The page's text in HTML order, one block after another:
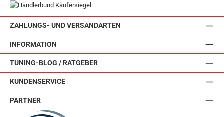
ZAHLUNGS- UND VERSANDARTEN
INFORMATION
TUNING-BLOG / RATGEBER
KUNDENSERVICE
PARTNER